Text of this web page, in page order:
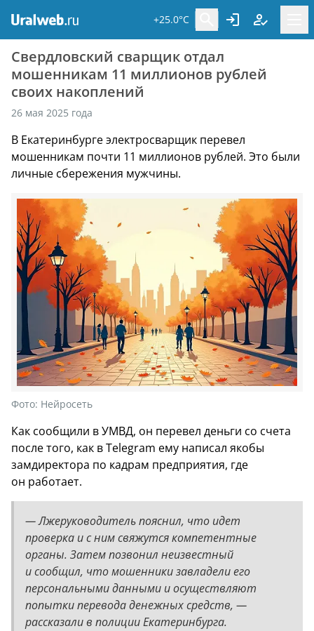
+25.0°C
Свердловский сварщик отдал
мошенникам 11 миллионов рублей
своих накоплений
26 мая 2025 года
В Екатеринбурге электросварщик перевел
мошенникам почти 11 миллионов рублей. Это были
личные сбережения мужчины.
Фото: Нейросеть
Как сообщили в УМВД, он перевел деньги со счета
после того, как в Telegram ему написал якобы
замдиректора по кадрам предприятия, где
он работает.
— Лжеруководитель пояснил, что идет
проверка и с ним свяжутся компетентные
органы. Затем позвонил неизвестный
и сообщил, что мошенники завладели его
персональными данными и осуществляют
попытки перевода денежных средств, —
рассказали в полиции Екатеринбурга.